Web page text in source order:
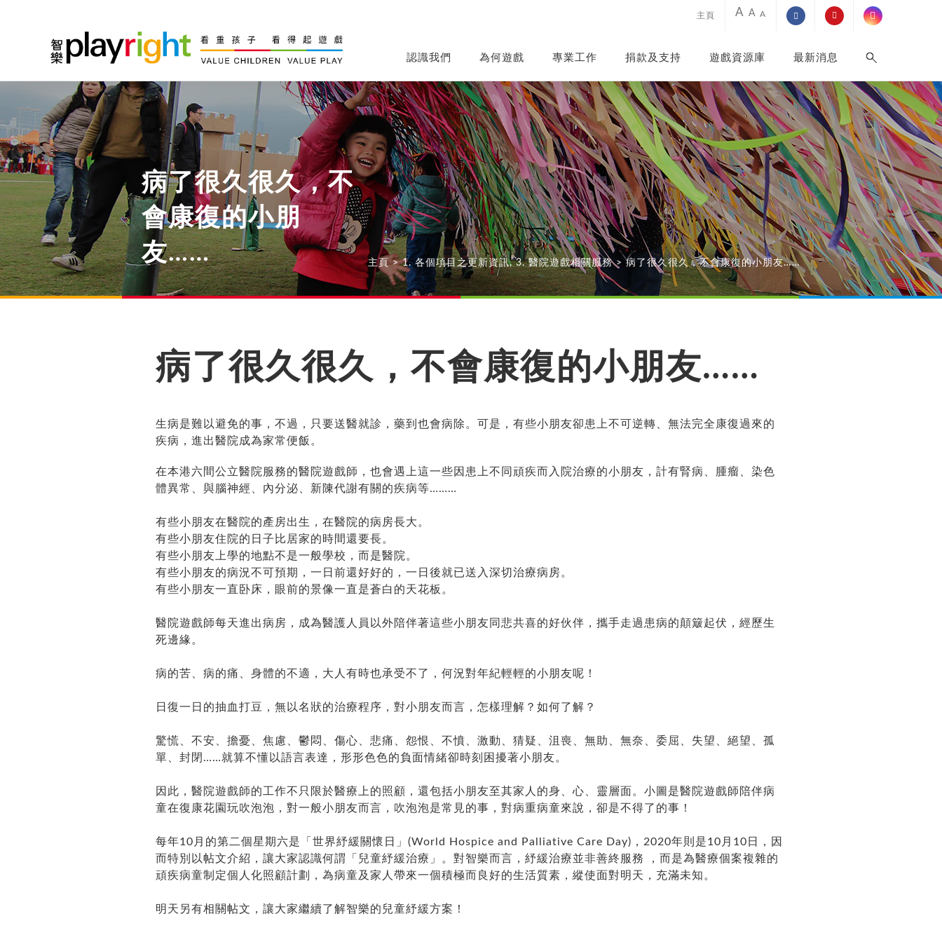
主頁 A A A
認識我們 為何遊戲 專業工作 捐款及支持 遊戲資源庫 最新消息
病了很久很久，不
會康復的小朋
友……
主頁 > 1. 各個項目之更新資訊,3. 醫院遊戲相關服務 > 病了很久很久，不會康復的小朋友……
病了很久很久，不會康復的小朋友……
生病是難以避免的事，不過，只要送醫就診，藥到也會病除。可是，有些小朋友卻患上不可逆轉、無法完全康復過來的
疾病，進出醫院成為家常便飯。
在本港六間公立醫院服務的醫院遊戲師，也會遇上這一些因患上不同頑疾而入院治療的小朋友，計有腎病、腫瘤、染色
體異常、與腦神經、內分泌、新陳代謝有關的疾病等………
有些小朋友在醫院的產房出生，在醫院的病房長大。
有些小朋友住院的日子比居家的時間還要長。
有些小朋友上學的地點不是一般學校，而是醫院。
有些小朋友的病況不可預期，一日前還好好的，一日後就已送入深切治療病房。
有些小朋友一直卧床，眼前的景像一直是蒼白的天花板。
醫院遊戲師每天進出病房，成為醫護人員以外陪伴著這些小朋友同悲共喜的好伙伴，攜手走過患病的顛簸起伏，經歷生
死邊緣。
病的苦、病的痛、身體的不適，大人有時也承受不了，何況對年紀輕輕的小朋友呢！
日復一日的抽血打豆，無以名狀的治療程序，對小朋友而言，怎樣理解？如何了解？
驚慌、不安、擔憂、焦慮、鬱悶、傷心、悲痛、怨恨、不憤、激動、猜疑、沮喪、無助、無奈、委屈、失望、絕望、孤
單、封閉……就算不懂以語言表達，形形色色的負面情緒卻時刻困擾著小朋友。
因此，醫院遊戲師的工作不只限於醫療上的照顧，還包括小朋友至其家人的身、心、靈層面。小圖是醫院遊戲師陪伴病
童在復康花園玩吹泡泡，對一般小朋友而言，吹泡泡是常見的事，對病重病童來說，卻是不得了的事！
每年10月的第二個星期六是「世界紓緩關懷日」(World Hospice and Palliative Care Day)，2020年則是10月10日，因
而特別以帖文介紹，讓大家認識何謂「兒童紓緩治療」。對智樂而言，紓緩治療並非善終服務 ，而是為醫療個案複雜的
頑疾病童制定個人化照顧計劃，為病童及家人帶來一個積極而良好的生活質素，縱使面對明天，充滿未知。
明天另有相關帖文，讓大家繼續了解智樂的兒童紓緩方案！